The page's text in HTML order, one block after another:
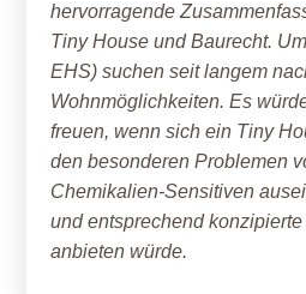
hervorragende
Tiny House und Baurecht.
EHS) suchen seit langem
Wohnmöglichkeiten. Es
freuen, wenn sich ein Tiny
den besonderen Problemen
Chemikalien-Sensitiven
und entsprechend
anbieten würde.